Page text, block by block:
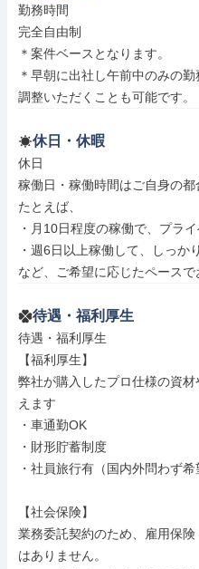
勤務時間
完全自由制
＊案件ベースとなります。
＊早朝に出社し午前中のみの
調整いただくことも可能です。
休日・休暇
休日
稼働日・稼働時間はご自身の都
たとえば、
・月10日程度の稼働で、プラ
・週6日以上稼働して、しっか
など、ご希望に応じたペースで
待遇・福利厚生
待遇・福利厚生
【福利厚生】
弊社が購入したプロ仕様の資
えます
・車通勤OK
・財形貯蓄制度
・社員旅行有（国内外問わず希
【社会保険】
業務委託契約のため、雇用保
はありません。